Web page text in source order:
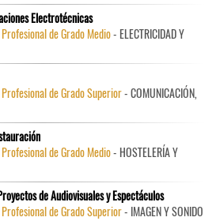
Electrotécnicas
de Grado Medio- ELECTRICIDAD Y
de Grado Superior- COMUNICACIÓN,
de Grado Medio- HOSTELERÍA Y
de Audiovisuales y Espectáculos
de Grado Superior- IMAGEN Y SONIDO